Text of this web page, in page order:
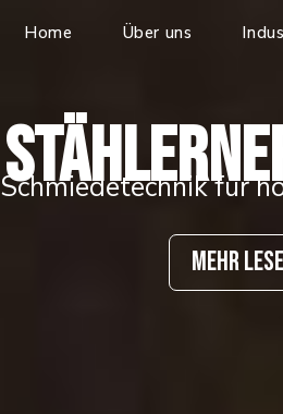
Home Über uns
Schmiedetechnik für
MEHR